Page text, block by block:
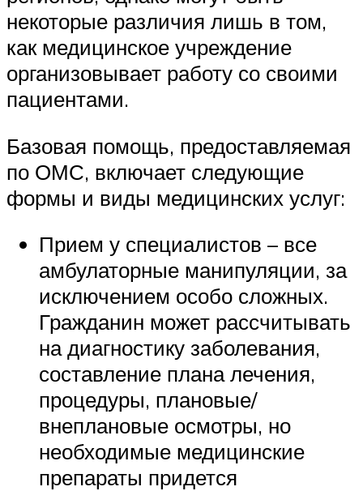
некоторые различия лишь в том,
как медицинское учреждение
организовывает работу со своими
пациентами.
Базовая помощь, предоставляемая
по ОМС, включает следующие
формы и виды медицинских услуг:
Прием у специалистов – все
амбулаторные манипуляции, за
исключением особо сложных.
Гражданин может рассчитывать
на диагностику заболевания,
составление плана лечения,
процедуры, плановые/
внеплановые осмотры, но
необходимые медицинские
препараты придется